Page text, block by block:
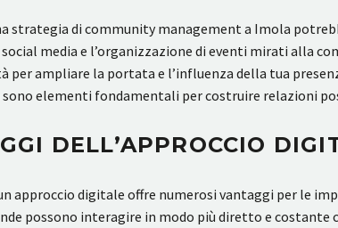
strategia di community management a Imola
media e l’organizzazione di eventi mirati alla
per ampliare la portata e l’influenza della tua
elementi fondamentali per costruire relazioni
DELL’APPROCCIO
un approccio digitale offre numerosi vantaggi per le
possono interagire in modo più diretto e